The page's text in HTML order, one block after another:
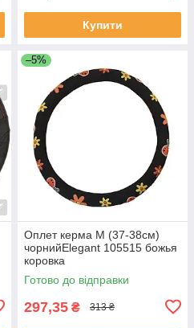
Купити
–5%
Оплет керма M (37-38см)
чорнийElegant 105515 божья
коровка
Готово до відправки
297,35 ₴ 313 ₴